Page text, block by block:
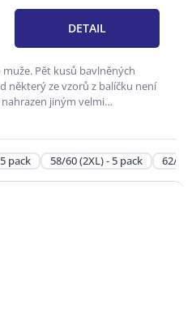
DETAIL
Pět kusů bavlněných
některý ze vzorů z balíčku není
jiným velmi
pack 58/60 (2XL) - 5 pack 62/64